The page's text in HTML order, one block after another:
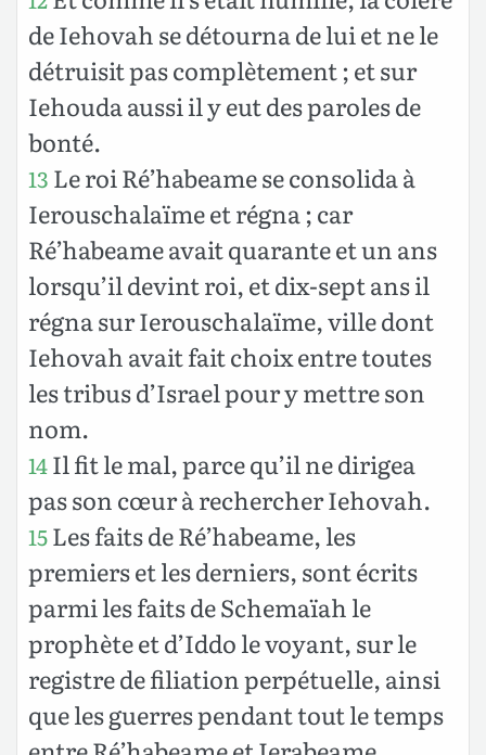
de Iehovah se détourna de lui et ne le
détruisit pas complètement ; et sur
Iehouda aussi il y eut des paroles de
bonté.
13 Le roi Ré’habeame se consolida à
Ierouschalaïme et régna ; car
Ré’habeame avait quarante et un ans
lorsqu’il devint roi, et dix-sept ans il
régna sur Ierouschalaïme, ville dont
Iehovah avait fait choix entre toutes
les tribus d’Israel pour y mettre son
nom.
14Il fit le mal, parce qu’il ne dirigea
pas son cœur à rechercher Iehovah.
15Les faits de Ré’habeame, les
premiers et les derniers, sont écrits
parmi les faits de Schemaïah le
prophète et d’Iddo le voyant, sur le
registre de filiation perpétuelle, ainsi
que les guerres pendant tout le temps